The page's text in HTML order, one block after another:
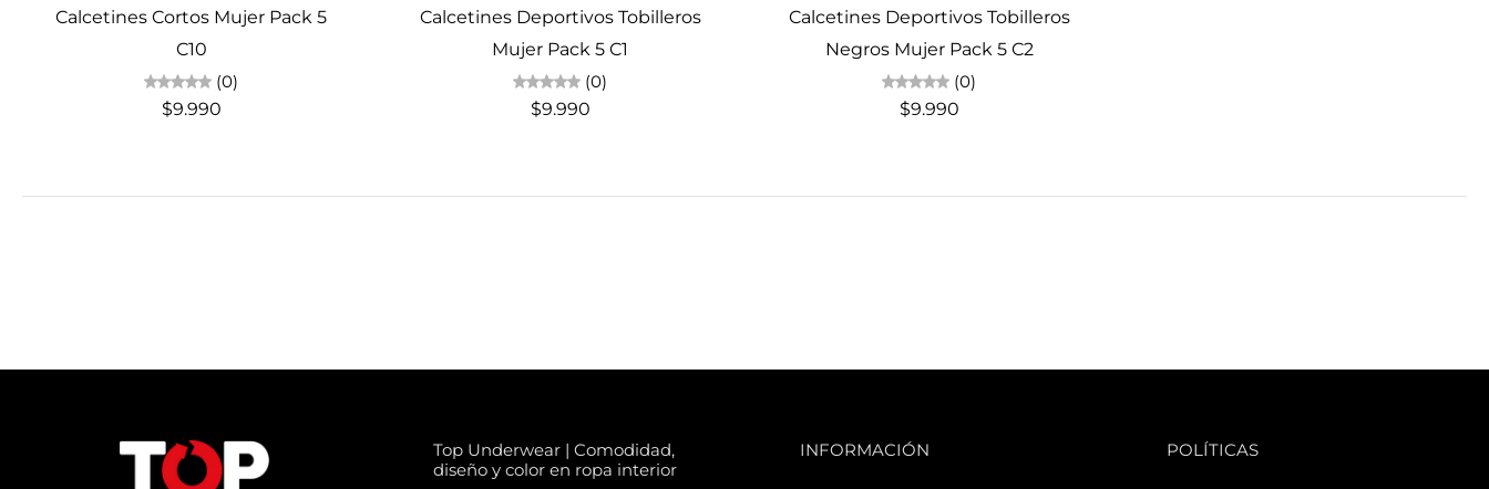
Calcetines Cortos Mujer Pack 5
C10
(0)
$9.990
Calcetines Deportivos Tobilleros
Mujer Pack 5 C1
(0)
$9.990
Calcetines Deportivos Tobilleros
Negros Mujer Pack 5 C2
(0)
$9.990
Top Underwear | Comodidad,
diseño y color en ropa interior
INFORMACIÓN POLÍTICAS